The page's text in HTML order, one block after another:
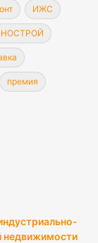
ИЖС
НОСТРОЙ
премия
недвижимости